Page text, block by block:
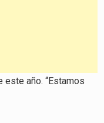
año. “Estamos